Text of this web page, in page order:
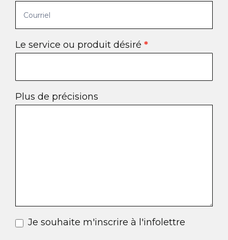
Le service ou produit désiré *
Plus de précisions
Je souhaite m'inscrire à l'infolettre